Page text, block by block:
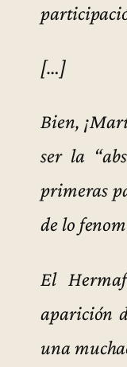
[…]
Bien,
ser la
primeras
de lo
El
aparición
una